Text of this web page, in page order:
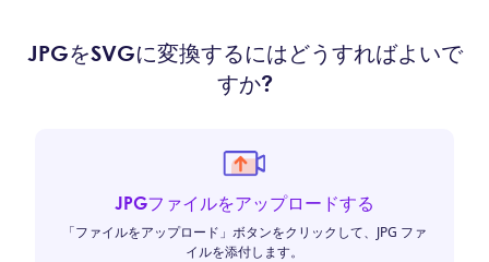
JPGをSVGに変換するにはどうすればよいで
すか?
JPGファイルをアップロードする
「ファイルをアップロード」ボタンをクリックして、JPG ファ
イルを添付します。